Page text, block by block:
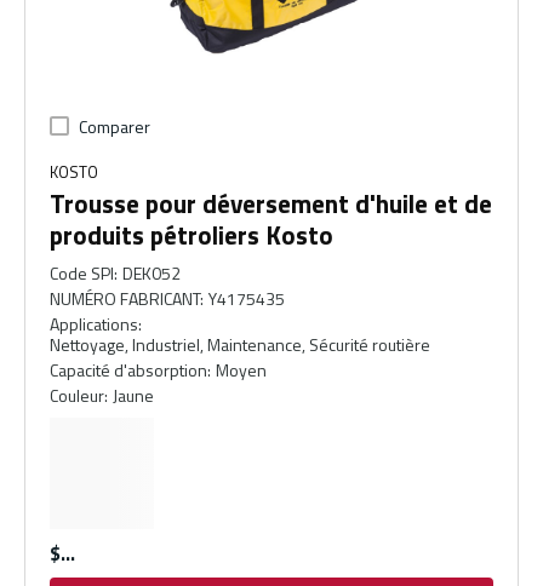
Comparer
KOSTO
Trousse pour déversement d'huile et de
produits pétroliers Kosto
Code SPI: DEK052
NUMÉRO FABRICANT: Y4175435
Applications:
Nettoyage, Industriel, Maintenance, Sécurité routière
Capacité d'absorption: Moyen
Couleur: Jaune
$